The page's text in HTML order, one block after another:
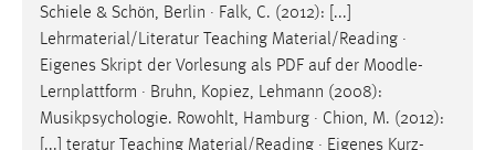
Schiele & Schön, Berlin · Falk, C. (2012): [...]
Lehrmaterial/Literatur Teaching Material/Reading ·
Eigenes Skript der Vorlesung als PDF auf der Moodle-
Lernplattform · Bruhn, Kopiez, Lehmann (2008):
Musikpsychologie. Rowohlt, Hamburg · Chion, M. (2012):
[...] teratur Teaching Material/Reading · Eigenes Kurz-